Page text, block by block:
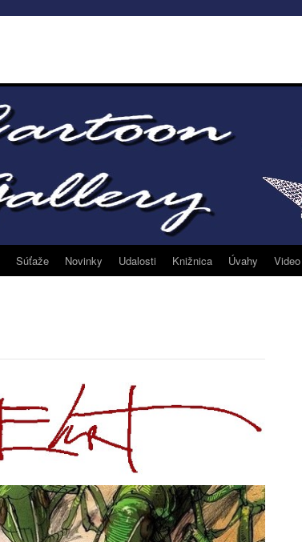
Súťaže Novinky Udalosti Knižnica Úvahy Video